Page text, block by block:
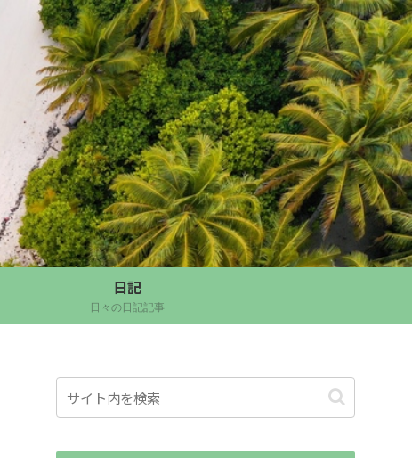
日記
日々の日記記事